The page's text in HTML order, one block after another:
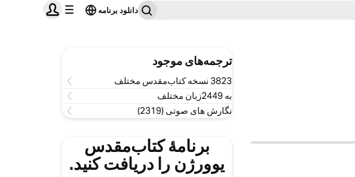
دانلود برنامه
ترجمه‌های موجود
3823 نسخه کتاب‌مقدس مختلف
به 2449زبان مختلف
نگارش های صوتی (2319)
برنامۀ کتاب‌مقدس
یوورژن را دریافت کنید.